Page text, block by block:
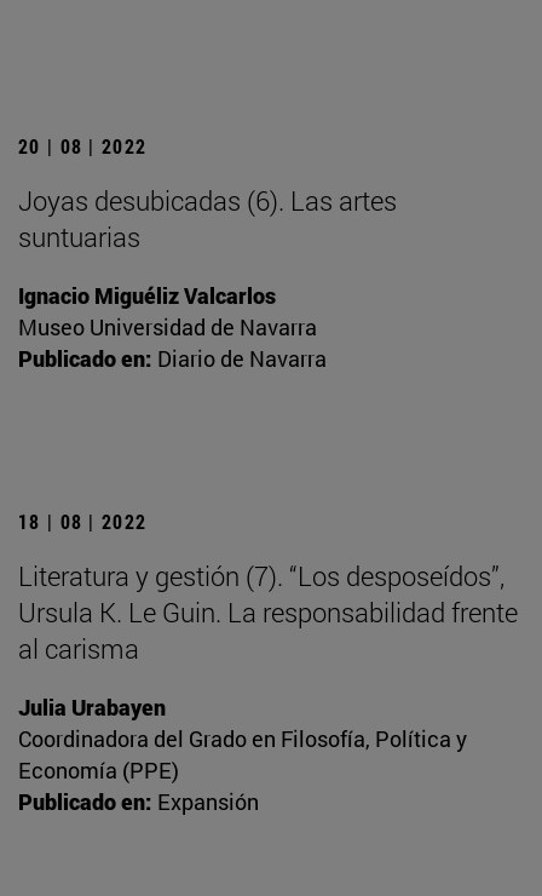
20 | 08 | 2022
Joyas desubicadas (6). Las artes
suntuarias
Ignacio Miguéliz Valcarlos
Museo Universidad de Navarra
Publicado en: Diario de Navarra
18 | 08 | 2022
Literatura y gestión (7). “Los desposeídos”,
Ursula K. Le Guin. La responsabilidad frente
al carisma
Julia Urabayen
Coordinadora del Grado en Filosofía, Política y
Economía (PPE)
Publicado en: Expansión